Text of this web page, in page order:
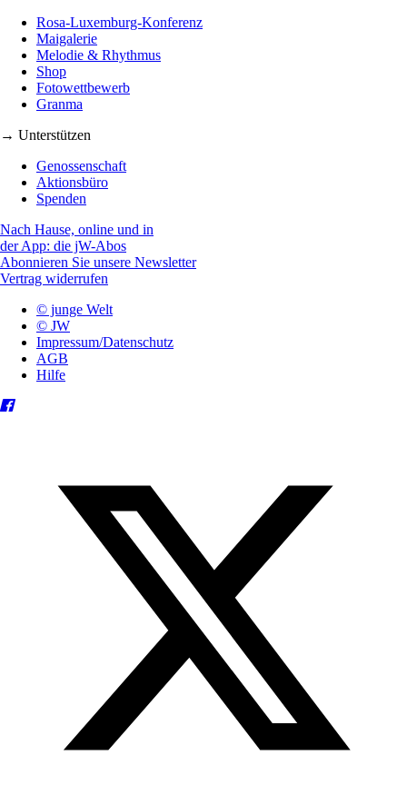
Rosa-Luxemburg-Konferenz
Maigalerie
Melodie & Rhythmus
Shop
Fotowettbewerb
Granma
→ Unterstützen
Genossenschaft
Aktionsbüro
Spenden
Nach Hause, online und in
der App: die jW-Abos
Abonnieren Sie unsere Newsletter
Vertrag widerrufen
© junge Welt
© JW
Impressum/Datenschutz
AGB
Hilfe